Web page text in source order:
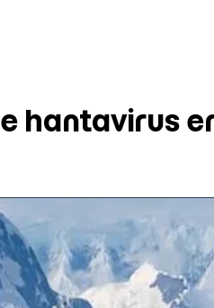
hantavirus